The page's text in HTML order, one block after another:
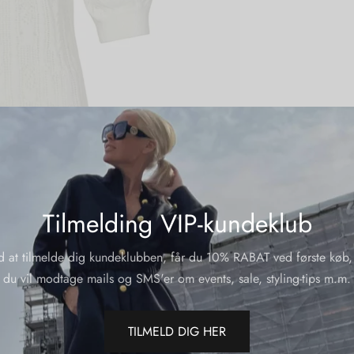
Tilmelding VIP-kundeklub
at tilmelde dig kundeklubben, får du 10% RABAT ved første
du vil modtage mails og SMS'er om events, sale, styling-tips m.m.
TILMELD DIG HER